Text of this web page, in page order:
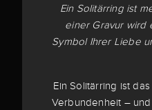
Ein Solitärring ist
einer Gravur wird
Symbol Ihrer Liebe
Ein Solitärring ist
Verbundenheit –